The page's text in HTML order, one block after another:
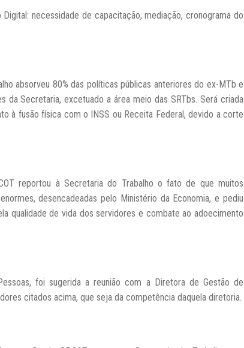
necessidade de capacitação, mediação, cronograma do
absorveu 80% das políticas públicas anteriores do ex-MTb e
da Secretaria, excetuado a área meio das SRTbs.Será criada
à fusão física com o INSS ou Receita Federal, devido a corte
reportou à Secretaria do Trabalho o fato de que muitos
desencadeadas pelo Ministério da Economia, e pediu
qualidade de vida dos servidores e combate ao adoecimento
foi sugerida a reunião com a Diretora de Gestão de
citados acima, que seja da competência daquela diretoria.